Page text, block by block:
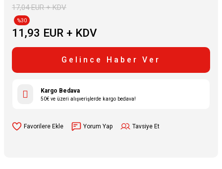
17,04 EUR + KDV
%30
11,93 EUR + KDV
Gelince Haber Ver
Kargo Bedava
50€ ve üzeri alışverişlerde kargo bedava!
Yorum Yap Tavsiye Et